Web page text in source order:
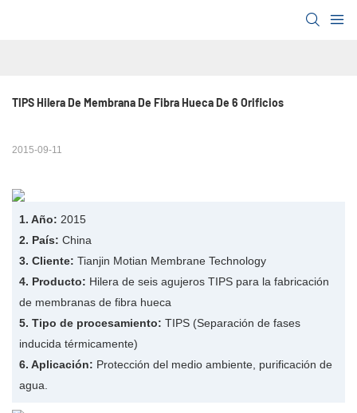
TIPS Hilera De Membrana De Fibra Hueca De 6 Orificios
2015-09-11
1. Año: 2015
2. País: China
3. Cliente: Tianjin Motian Membrane Technology
4. Producto: Hilera de seis agujeros TIPS para la fabricación
de membranas de fibra hueca
5. Tipo de procesamiento: TIPS (Separación de fases
inducida térmicamente)
6. Aplicación: Protección del medio ambiente, purificación de
agua.